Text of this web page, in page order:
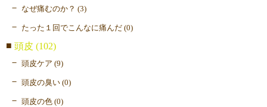
なぜ痛むのか？ (3)
たった１回でこんなに痛んだ (0)
頭皮 (102)
頭皮ケア (9)
頭皮の臭い (0)
頭皮の色 (0)